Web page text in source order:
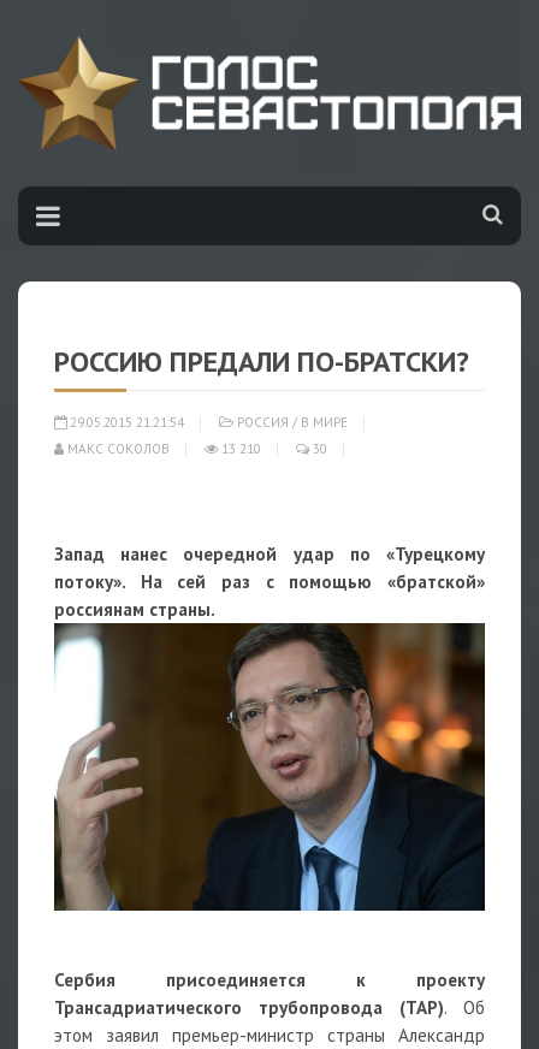
РОССИЮ ПРЕДАЛИ ПО-БРАТСКИ?
29.05.2015 21:21:54 РОССИЯ / В МИРЕ
МАКС СОКОЛОВ
13 210 30
Запад нанес очередной удар по «Турецкому
потоку». На сей раз с помощью «братской»
россиянам страны.
Сербия присоединяется к проекту
Трансадриатического трубопровода (TAP). Об
этом заявил премьер-министр страны Александр